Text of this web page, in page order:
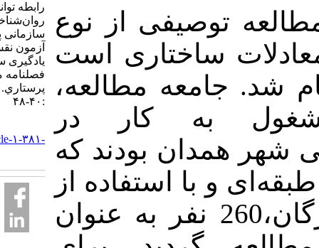
از نوع
ساختاری است
شد. جامعه مطالعه،
به کار در
بودند که
با استفاده از
جدول کرجسی و مورگان،260 نفر به عنوان
رابطه توانمندسازی
روان‌شناختی با اعتماد
سازمانی پرستاران:
آزمون نقش میانجی
یادگیری سازمانی.
فصلنامه مديريت
پرستاري. ۱۳۹۵; ۵ (۱)
http://ijnv.ir/article-۱-۳۸۱-